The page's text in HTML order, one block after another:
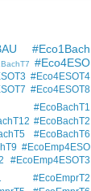
#Eco1Bach
#Eco4ESO
#Eco4ESOT4
#Eco4ESOT8
#EcoBachT1
#EcoBachT2
#EcoBachT6
#EcoEmp4ESO
#EcoEmp4ESOT3
#EcoEmprT2